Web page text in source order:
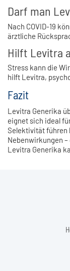
Darf man
Nach COVID-19
ärztliche
Hilft Levitra
Stress kann die
hilft Levitra,
Fazit
Levitra Generika
eignet sich ideal
Selektivität führen
Nebenwirkungen
Levitra Generika